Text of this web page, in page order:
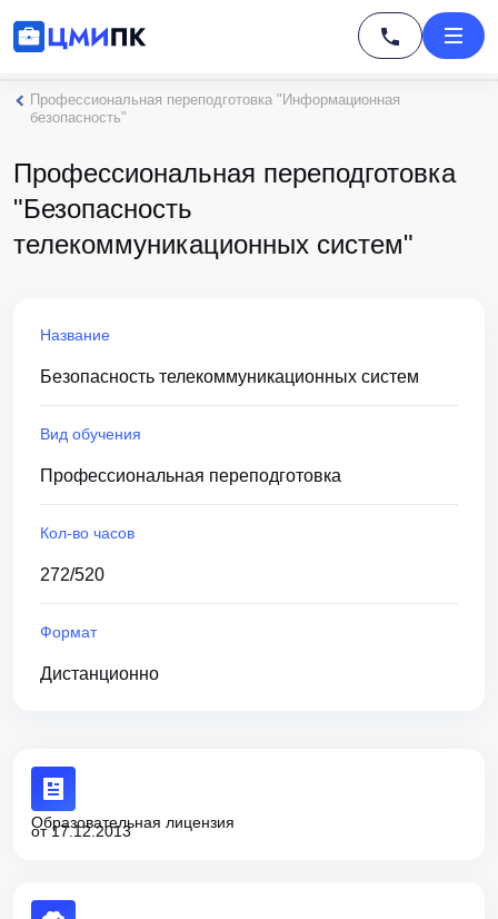
Профессиональная переподготовка "Информационная
безопасность"
Профессиональная переподготовка
"Безопасность
телекоммуникационных систем"
Название
Безопасность телекоммуникационных систем
Вид обучения
Профессиональная переподготовка
Кол-во часов
272/520
Формат
Дистанционно
Образовательная лицензия
от 17.12.2013